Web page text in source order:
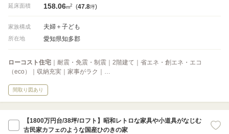
延床面積 158.06m2 (47.8坪)
家族構成 夫婦＋子ども
所在地 愛知県知多郡
ローコスト住宅 ｜耐震・免震・制震｜2階建て｜省エネ・創エネ・エコ
（eco）｜収納充実｜家事がラク｜…
間取り図あり
【1800万円台/38坪/ロフト】昭和レトロな家具や小道具がなじむ
古民家カフェのような国産ひのきの家